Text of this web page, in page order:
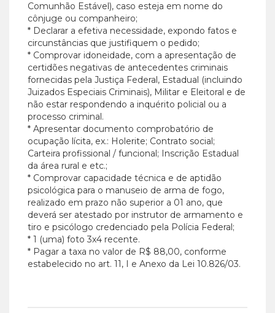
Comunhão Estável), caso esteja em nome do
cônjuge ou companheiro;
* Declarar a efetiva necessidade, expondo fatos e
circunstâncias que justifiquem o pedido;
* Comprovar idoneidade, com a apresentação de
certidões negativas de antecedentes criminais
fornecidas pela Justiça Federal, Estadual (incluindo
Juizados Especiais Criminais), Militar e Eleitoral e de
não estar respondendo a inquérito policial ou a
processo criminal.
* Apresentar documento comprobatório de
ocupação lícita, ex.: Holerite; Contrato social;
Carteira profissional / funcional; Inscrição Estadual
da área rural e etc.;
* Comprovar capacidade técnica e de aptidão
psicológica para o manuseio de arma de fogo,
realizado em prazo não superior a 01 ano, que
deverá ser atestado por instrutor de armamento e
tiro e psicólogo credenciado pela Polícia Federal;
* 1 (uma) foto 3x4 recente.
* Pagar a taxa no valor de R$ 88,00, conforme
estabelecido no art. 11, I e Anexo da Lei 10.826/03.